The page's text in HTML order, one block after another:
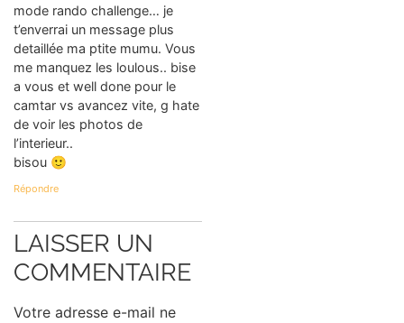
mode rando challenge… je
t’enverrai un message plus
detaillée ma ptite mumu. Vous
me manquez les loulous.. bise
a vous et well done pour le
camtar vs avancez vite, g hate
de voir les photos de
l’interieur..
bisou 🙂
Répondre
LAISSER UN
COMMENTAIRE
Votre adresse e-mail ne